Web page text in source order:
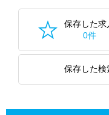
保存した求
0件
保存した検